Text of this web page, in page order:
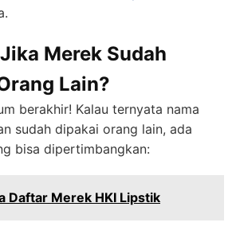
Merek Sudah
Lain?
berakhir! Kalau ternyata nama
sudah dipakai orang lain, ada
bisa dipertimbangkan:
Daftar Merek HKI Lipstik